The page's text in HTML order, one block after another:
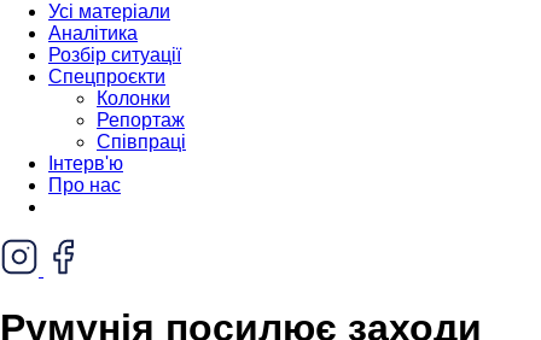
Усі матеріали
Аналітика
Розбір ситуації
Спецпроєкти
Колонки
Репортаж
Співпраці
Інтерв'ю
Про нас
Румунія посилює заходи